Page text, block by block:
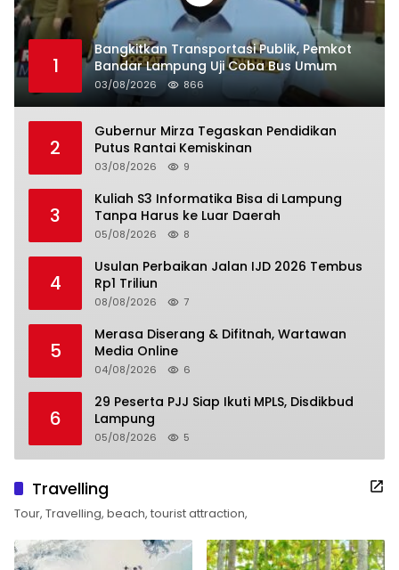
1
Bangkitkan Transportasi Publik, Pemkot
Bandar Lampung Uji Coba Bus Umum
03/08/2026 866
2
Gubernur Mirza Tegaskan Pendidikan
Putus Rantai Kemiskinan
03/08/2026 9
3
Kuliah S3 Informatika Bisa di Lampung
Tanpa Harus ke Luar Daerah
05/08/2026 8
4
Usulan Perbaikan Jalan IJD 2026 Tembus
Rp1 Triliun
08/08/2026 7
5
Merasa Diserang & Difitnah, Wartawan
Media Online
04/08/2026 6
6
29 Peserta PJJ Siap Ikuti MPLS, Disdikbud
Lampung
05/08/2026 5
Travelling
Tour, Travelling, beach, tourist attraction,